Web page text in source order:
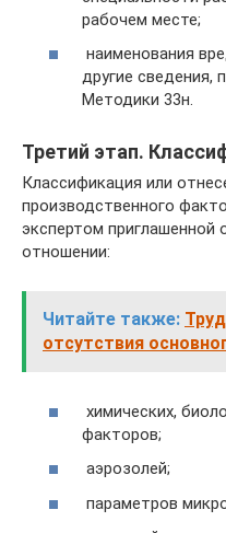
рабочем месте;
наименования
другие сведения,
Методики 33н.
Третий этап.
Классификация или
производственного
экспертом приглашенной
отношении:
Читайте также:
отсутствия
химических,
факторов;
аэрозолей;
параметров